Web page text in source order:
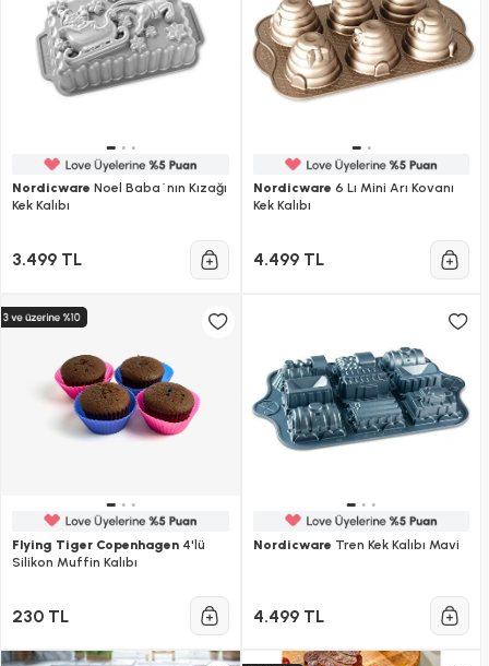
Nordicware Noel Baba´nın Kızağı
Kek Kalıbı
3.499 TL
Nordicware 6 Lı Mini Arı Kovanı
Kek Kalıbı
4.499 TL
Flying Tiger Copenhagen 4'lü
Silikon Muffin Kalıbı
230 TL
Nordicware Tren Kek Kalıbı Mavi
4.499 TL